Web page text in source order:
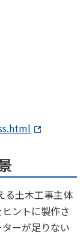
る土木工事主体
ントに製作さ
ーが足りない